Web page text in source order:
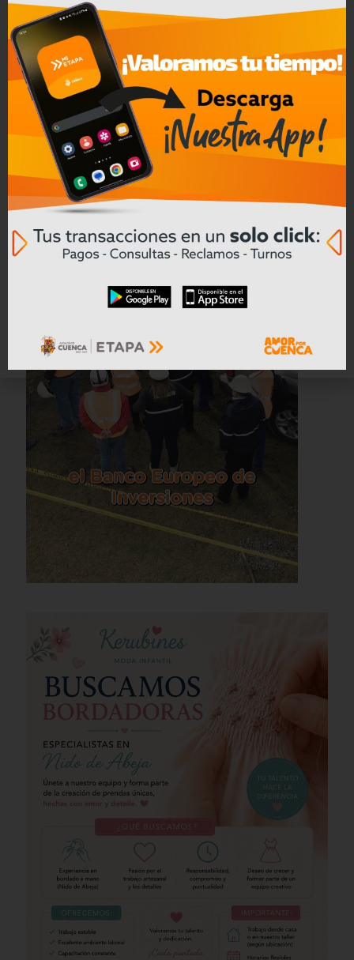
ETAPA EP impulsa obras con
financiamiento internacional que
protegen el ambiente y mejoran la
calidad de vida en Cuenca.